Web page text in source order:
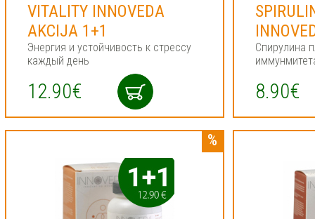
VITALITY INNOVEDA
AKCIJA 1+1
Энергия и устойчивость к стрессу
каждый день
12.90€
Спирулина
8.90€